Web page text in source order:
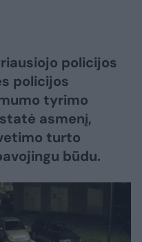
policijos
policijos
tyrimo
asmenį,
turto
būdu.